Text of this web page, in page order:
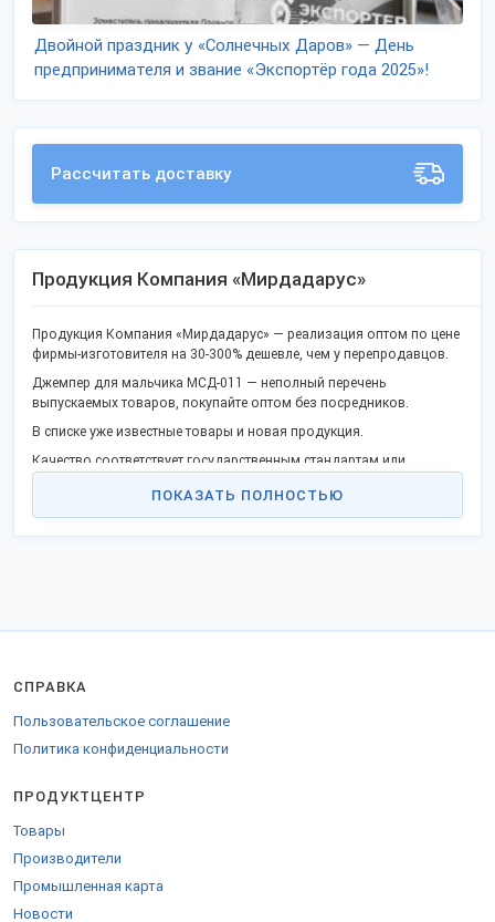
Двойной праздник у «Солнечных Даров» — День
предпринимателя и звание «Экспортёр года 2025»!
Рассчитать доставку
Продукция Компания «Мирдадарус»
Продукция Компания «Мирдадарус» — реализация оптом по цене
фирмы-изготовителя на 30-300% дешевле, чем у перепродавцов.
Джемпер для мальчика МСД-011 — неполный перечень
выпускаемых товаров, покупайте оптом без посредников.
В списке уже известные товары и новая продукция.
Качество соответствует государственным стандартам или
ПОКАЗАТЬ ПОЛНОСТЬЮ
СПРАВКА
Пользовательское соглашение
Политика конфиденциальности
ПРОДУКТЦЕНТР
Товары
Производители
Промышленная карта
Новости